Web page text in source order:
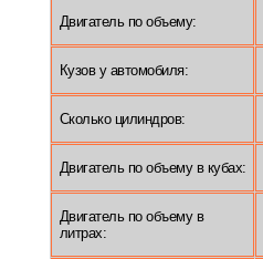
Двигатель по объему:
Кузов у автомобиля:
Сколько цилиндров:
Двигатель по объему в кубах:
Двигатель по объему в
литрах: